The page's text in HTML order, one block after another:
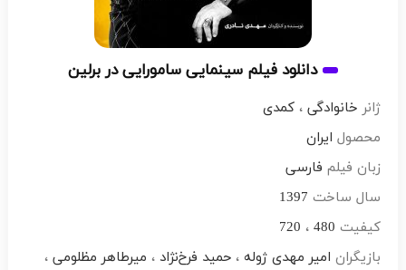
دانلود فیلم سینمایی سامورایی در برلین
ژانر خانوادگی ،کمدی
محصول ایران
زبان فیلم فارسی
سال ساخت 1397
کیفیت 480 ، 720
بازیگران امیر مهدی ژوله ،حمید فرخ‌نژاد ، میرطاهر مظلومی ،